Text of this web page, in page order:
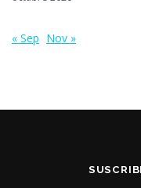
« Sep Nov »